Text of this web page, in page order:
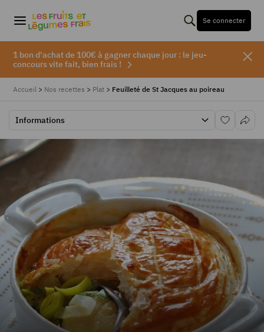
Se connecter
1 bon d'achat de 100€ à gagner chaque jour : le jeu-
concours vite fait, bien frais !
Accueil > Nos recettes > Plat > Feuilleté de St Jacques au poireau
Informations